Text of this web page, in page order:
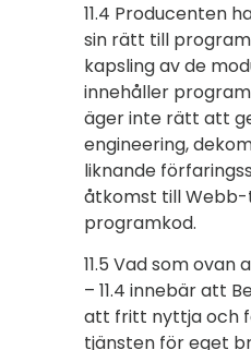
11.4 Producenten
sin rätt till
kapsling av de
innehåller
äger inte rätt att
engineering,
liknande
åtkomst till
programkod.
11.5 Vad som ovan
– 11.4 innebär att
att fritt nyttja och
tjänsten för eget